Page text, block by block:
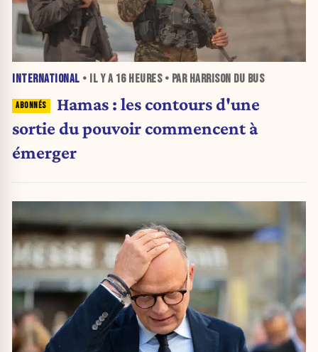
INTERNATIONAL • IL Y A 16 HEURES• PAR HARRISON DU BUS
Hamas : les contours d'une
sortie du pouvoir commencent à
émerger